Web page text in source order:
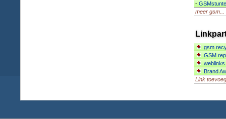
-
meer gsm...
gsm
GSM
weblinks
Brand
Link